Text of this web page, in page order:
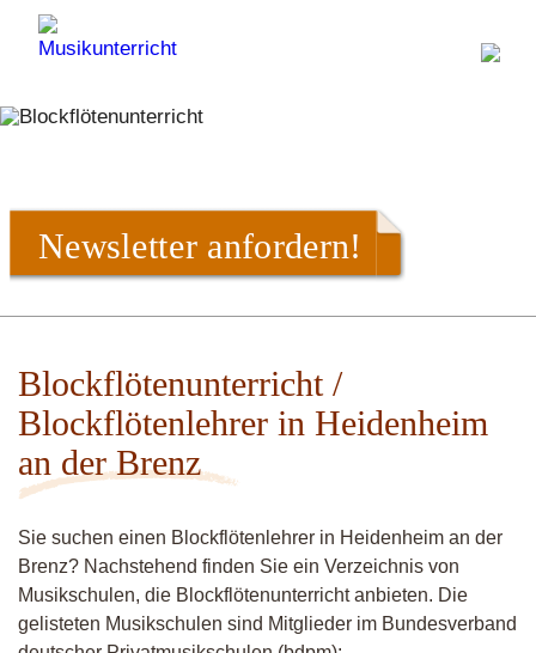
Newsletter anfordern!
Blockflötenunterricht /
Blockflötenlehrer in Heidenheim
an der Brenz
Sie suchen einen Blockflötenlehrer in Heidenheim an der
Brenz? Nachstehend finden Sie ein Verzeichnis von
Musikschulen, die Blockflötenunterricht anbieten. Die
gelisteten Musikschulen sind Mitglieder im Bundesverband